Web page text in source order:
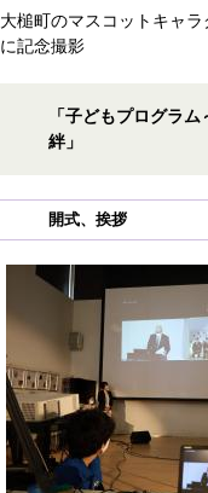
大槌町のマスコットキャ
に記念撮影
「子どもプログラ
絆」
開式、挨拶